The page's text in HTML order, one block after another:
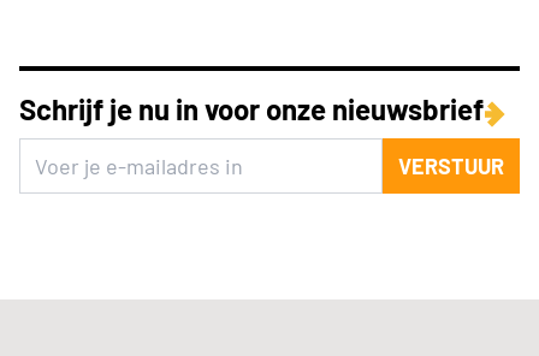
Schrijf je nu in voor onze nieuwsbrief
VERSTUUR